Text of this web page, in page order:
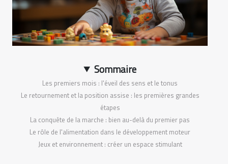
Sommaire
Les premiers mois : l'éveil des sens et le tonus
Le retournement et la position assise : les premières grandes
étapes
La conquête de la marche : bien au-delà du premier pas
Le rôle de l'alimentation dans le développement moteur
Jeux et environnement : créer un espace stimulant